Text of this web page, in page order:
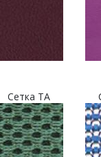
Сетка TA